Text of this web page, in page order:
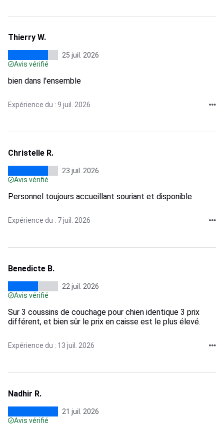
Thierry W.
25 juil. 2026
Avis vérifié
bien dans l'ensemble
Expérience du : 9 juil. 2026
Christelle R.
23 juil. 2026
Avis vérifié
Personnel toujours accueillant souriant et disponible
Expérience du : 7 juil. 2026
Benedicte B.
22 juil. 2026
Avis vérifié
Sur 3 coussins de couchage pour chien identique 3 prix
différent, et bien sûr le prix en caisse est le plus élevé.
Expérience du : 13 juil. 2026
Nadhir R.
21 juil. 2026
Avis vérifié